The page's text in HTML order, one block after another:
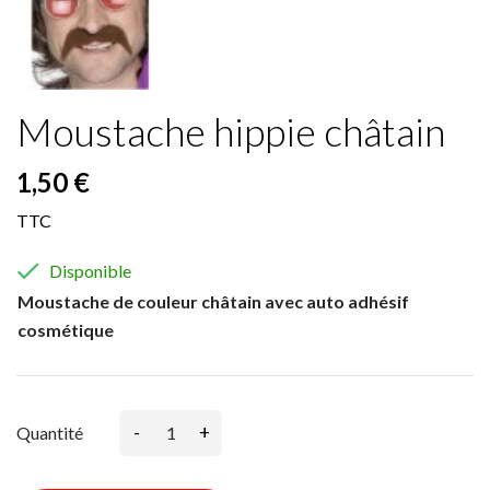
Moustache hippie châtain
1,50 €
TTC
 Disponible
Moustache de couleur châtain avec auto adhésif
cosmétique
Quantité - +